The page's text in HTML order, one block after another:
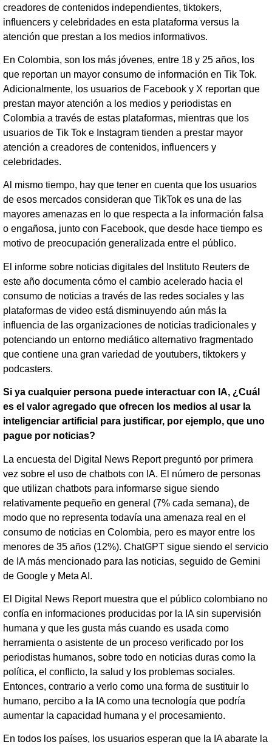
creadores de contenidos independientes, tiktokers,
influencers y celebridades en esta plataforma versus la
atención que prestan a los medios informativos.
En Colombia, son los más jóvenes, entre 18 y 25 años, los
que reportan un mayor consumo de información en Tik Tok.
Adicionalmente, los usuarios de Facebook y X reportan que
prestan mayor atención a los medios y periodistas en
Colombia a través de estas plataformas, mientras que los
usuarios de Tik Tok e Instagram tienden a prestar mayor
atención a creadores de contenidos, influencers y
celebridades.
Al mismo tiempo, hay que tener en cuenta que los usuarios
de esos mercados consideran que TikTok es una de las
mayores amenazas en lo que respecta a la información falsa
o engañosa, junto con Facebook, que desde hace tiempo es
motivo de preocupación generalizada entre el público.
El informe sobre noticias digitales del Instituto Reuters de
este año documenta cómo el cambio acelerado hacia el
consumo de noticias a través de las redes sociales y las
plataformas de video está disminuyendo aún más la
influencia de las organizaciones de noticias tradicionales y
potenciando un entorno mediático alternativo fragmentado
que contiene una gran variedad de youtubers, tiktokers y
podcasters.
Si ya cualquier persona puede interactuar con IA, ¿Cuál
es el valor agregado que ofrecen los medios al usar la
inteligenciar artificial para justificar, por ejemplo, que uno
pague por noticias?
La encuesta del Digital News Report preguntó por primera
vez sobre el uso de chatbots con IA. El número de personas
que utilizan chatbots para informarse sigue siendo
relativamente pequeño en general (7% cada semana), de
modo que no representa todavía una amenaza real en el
consumo de noticias en Colombia, pero es mayor entre los
menores de 35 años (12%). ChatGPT sigue siendo el servicio
de IA más mencionado para las noticias, seguido de Gemini
de Google y Meta AI.
El Digital News Report muestra que el público colombiano no
confía en informaciones producidas por la IA sin supervisión
humana y que les gusta más cuando es usada como
herramienta o asistente de un proceso verificado por los
periodistas humanos, sobre todo en noticias duras como la
política, el conflicto, la salud y los problemas sociales.
Entonces, contrario a verlo como una forma de sustituir lo
humano, percibo a la IA como una tecnología que podría
aumentar la capacidad humana y el procesamiento.
En todos los países, los usuarios esperan que la IA abarate la